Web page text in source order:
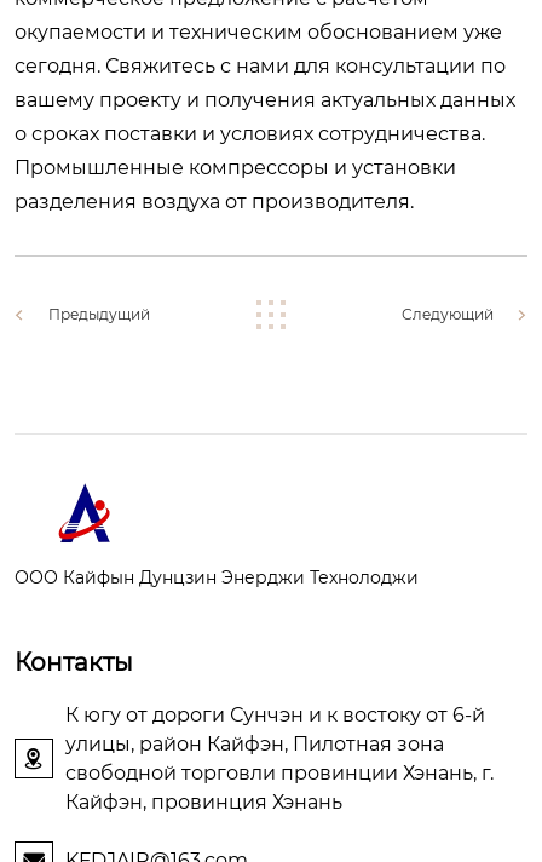
окупаемости и техническим обоснованием уже
сегодня. Свяжитесь с нами для консультации по
вашему проекту и получения актуальных данных
о сроках поставки и условиях сотрудничества.
Промышленные компрессоры и установки
разделения воздуха от производителя.
Предыдущий Следующий
ООО Кайфын Дунцзин Энерджи Технолоджи
Контакты

К югу от дороги Сунчэн и к востоку от 6-й
улицы, район Кайфэн, Пилотная зона
свободной торговли провинции Хэнань, г.
Кайфэн, провинция Хэнань